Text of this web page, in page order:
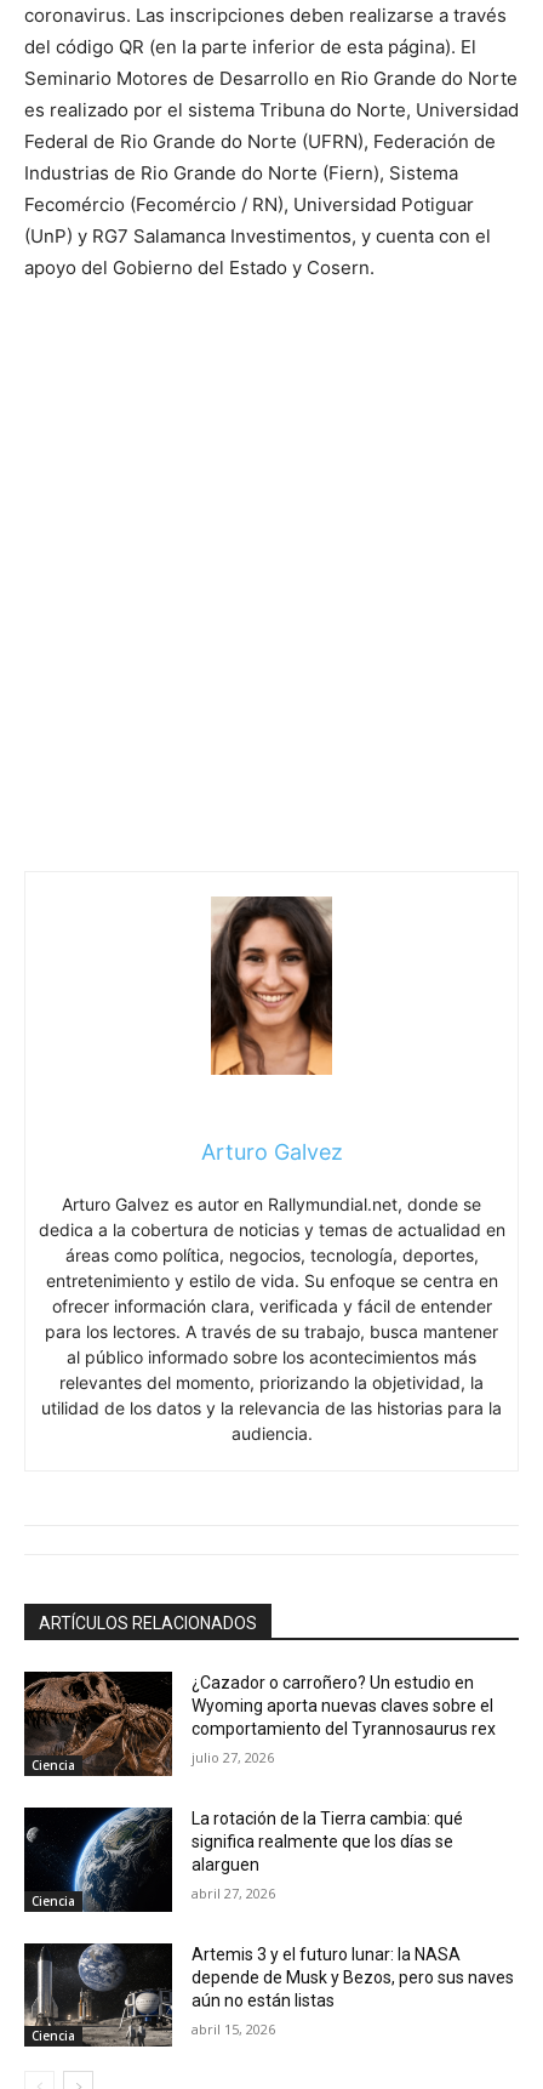
coronavirus. Las inscripciones deben realizarse a través
del código QR (en la parte inferior de esta página). El
Seminario Motores de Desarrollo en Rio Grande do Norte
es realizado por el sistema Tribuna do Norte, Universidad
Federal de Rio Grande do Norte (UFRN), Federación de
Industrias de Rio Grande do Norte (Fiern), Sistema
Fecomércio (Fecomércio / RN), Universidad Potiguar
(UnP) y RG7 Salamanca Investimentos, y cuenta con el
apoyo del Gobierno del Estado y Cosern.
Arturo Galvez
Arturo Galvez es autor en Rallymundial.net, donde se
dedica a la cobertura de noticias y temas de actualidad en
áreas como política, negocios, tecnología, deportes,
entretenimiento y estilo de vida. Su enfoque se centra en
ofrecer información clara, verificada y fácil de entender
para los lectores. A través de su trabajo, busca mantener
al público informado sobre los acontecimientos más
relevantes del momento, priorizando la objetividad, la
utilidad de los datos y la relevancia de las historias para la
audiencia.
ARTÍCULOS RELACIONADOS
Ciencia
¿Cazador o carroñero? Un estudio en
Wyoming aporta nuevas claves sobre el
comportamiento del Tyrannosaurus rex
julio 27, 2026
Ciencia
La rotación de la Tierra cambia: qué
significa realmente que los días se
alarguen
abril 27, 2026
Ciencia
Artemis 3 y el futuro lunar: la NASA
depende de Musk y Bezos, pero sus naves
aún no están listas
abril 15, 2026